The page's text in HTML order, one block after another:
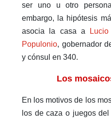
ser uno u otro
embargo, la hipótesis
asocia la casa a
Populonio, gobernador
y cónsul en 340.
Los
En los motivos de los
los de caza o juegos